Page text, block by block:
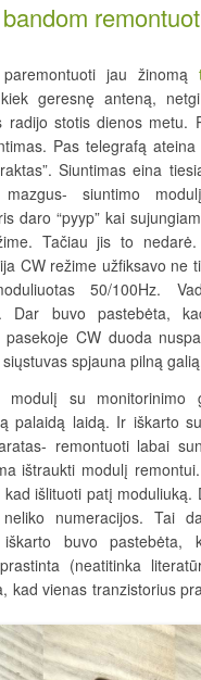
jau žinomą
geresnę anteną,
radijo stotis dienos metu.
Pas telegrafą
Siuntimas eina
siuntimo
daro “pyyp” kai
Tačiau jis to
CW režime užfiksavo ne
50/100Hz.
Dar buvo pastebėta,
pasekoje CW duoda
spjauna pilną
modulį su monitorinimo
palaidą laidą. Ir iškarto
remontuoti labai
ištraukti modulį
išlituoti patį moduliuką.
numeracijos. Tai
buvo pastebėta,
(neatitinka
kad vienas tranzistorius